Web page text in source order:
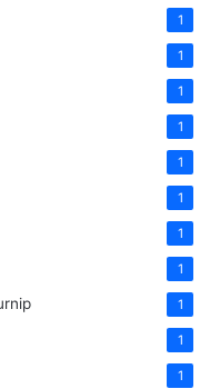
1
1
1
1
1
1
1
1
1
1
1